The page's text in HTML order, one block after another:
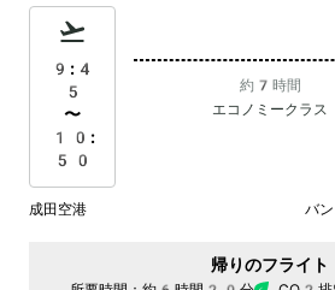
9:4
5
〜
10:
50
約7時間
エコノミークラス
成田空港 バ
帰りのフライト